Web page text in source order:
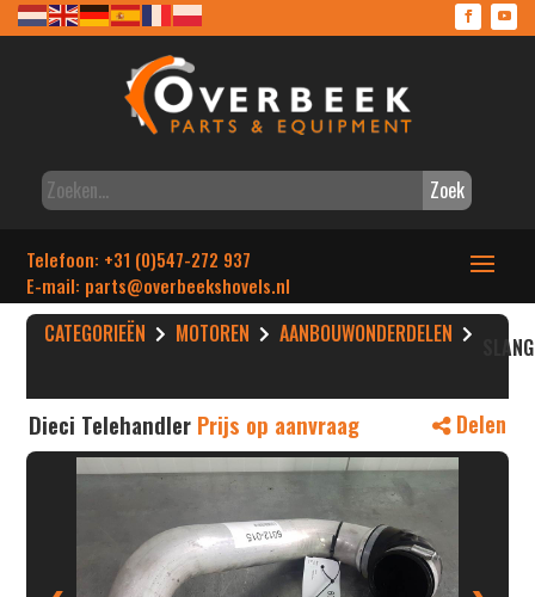
Zoek
Telefoon: +31 (0)547-272 937
E-mail: parts@overbeekshovels.nl
CATEGORIEËN MOTOREN AANBOUWONDERDELEN
Dieci Telehandler Prijs op aanvraag Delen